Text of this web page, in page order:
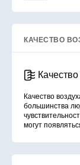
КАЧЕСТВО
Качество
большинства
могут